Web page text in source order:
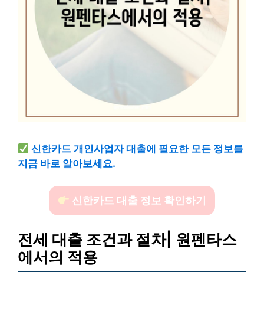
신한카드 개인사업자 대출에 필요한 모든 정보를
지금 바로 알아보세요.
신한카드 대출 정보 확인하기
전세 대출 조건과 절차| 원펜타스
에서의 적용